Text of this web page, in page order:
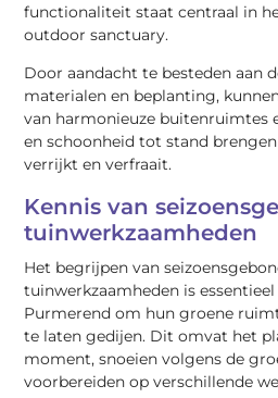
functionaliteit staat centraal in
outdoor sanctuary.
Door aandacht te besteden aan
materialen en beplanting,
van harmonieuze buitenruimtes
en schoonheid tot stand
verrijkt en verfraait.
Kennis van
tuinwerkzaamheden
Het begrijpen van
tuinwerkzaamheden is
Purmerend om hun groene
te laten gedijen. Dit omvat het
moment, snoeien volgens de
voorbereiden op verschillende